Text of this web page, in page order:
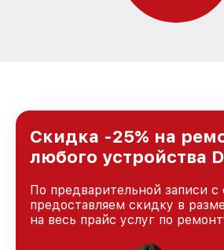
Скидка -25% на
любого устройства
По предварительной записи с
предоставляем скидку в
на весь прайс услуг по